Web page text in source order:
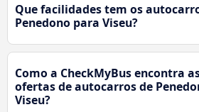
Que facilidades tem os
Penedono para Viseu?
Como a CheckMyBus encontra
ofertas de autocarros de
Viseu?